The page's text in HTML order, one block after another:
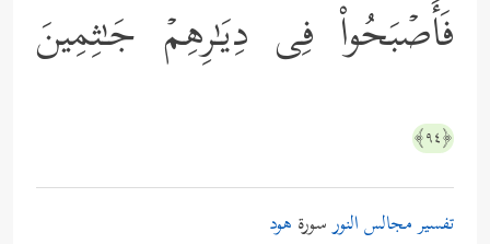
فَأَصۡبَحُواْ فِی دِیَـٰرِهِمۡ جَـٰثِمِینَ
﴿٩٤﴾
تفسير مجالس النورسورة هود